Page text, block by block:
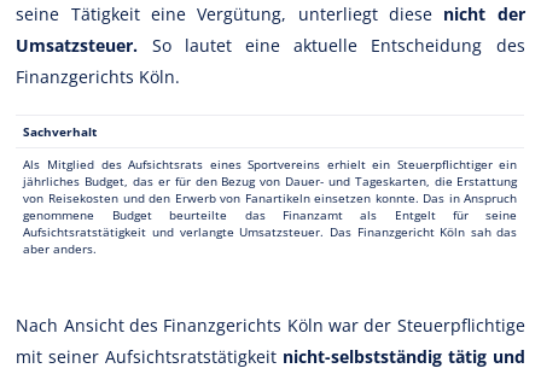
seine Tätigkeit eine Vergütung, unterliegt diese nicht der
Umsatzsteuer. So lautet eine aktuelle Entscheidung des
Finanzgerichts Köln.
Sachverhalt
Als Mitglied des Aufsichtsrats eines Sportvereins erhielt ein Steuerpflichtiger ein
jährliches Budget, das er für den Bezug von Dauer- und Tageskarten, die Erstattung
von Reisekosten und den Erwerb von Fanartikeln einsetzen konnte. Das in Anspruch
genommene Budget beurteilte das Finanzamt als Entgelt für seine
Aufsichtsratstätigkeit und verlangte Umsatzsteuer. Das Finanzgericht Köln sah das
aber anders.
Nach Ansicht des Finanzgerichts Köln war der Steuerpflichtige
mit seiner Aufsichtsratstätigkeit nicht-selbstständig tätig und